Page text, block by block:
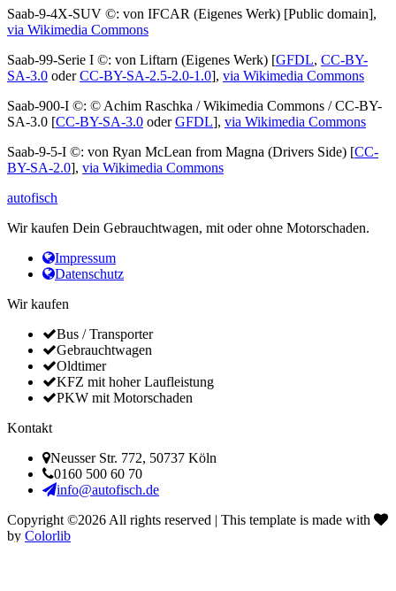
Saab-9-4X-SUV ©: von IFCAR (Eigenes Werk) [Public domain],
via Wikimedia Commons
Saab-99-Serie I ©: von Liftarn (Eigenes Werk) [GFDL, CC-BY-
SA-3.0 oderCC-BY-SA-2.5-2.0-1.0], via Wikimedia Commons
Saab-900-I ©: © Achim Raschka / Wikimedia Commons / CC-BY-
SA-3.0 [CC-BY-SA-3.0 oderGFDL], via Wikimedia Commons
Saab-9-5-I ©: von Ryan McLean from Magna (Drivers Side) [CC-
BY-SA-2.0], via Wikimedia Commons
autofisch
Wir kaufen Dein Gebrauchtwagen, mit oder ohne Motorschaden.
Impressum
Datenschutz
Wir kaufen
Bus / Transporter
Gebrauchtwagen
Oldtimer
KFZ mit hoher Laufleistung
PKW mit Motorschaden
Kontakt
Neusser Str. 772, 50737 Köln
0160 500 60 70
info@autofisch.de
Copyright ©2026 All rights reserved | This template is made with
by Colorlib